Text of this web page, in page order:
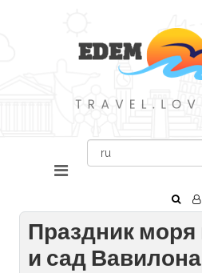
Праздник моря
и сад Вавилона